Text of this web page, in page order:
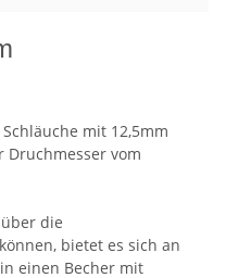
mit 12,5mm
Druchmesser vom
die
bietet es sich an
einen Becher mit